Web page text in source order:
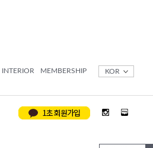
INTERIOR MEMBERSHIP KOR